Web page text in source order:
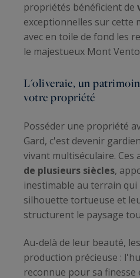
propriétés bénéficient de
exceptionnelles sur cette
avec en toile de fond les
le majestueux Mont
L'oliveraie, un
votre propriété
Posséder une propriété
Gard, c'est devenir
vivant multiséculaire. Ces
de plusieurs siècles,
inestimable au terrain qui
silhouette tortueuse et
structurent le paysage
Au-delà de leur beauté,
production précieuse :
reconnue pour sa finesse